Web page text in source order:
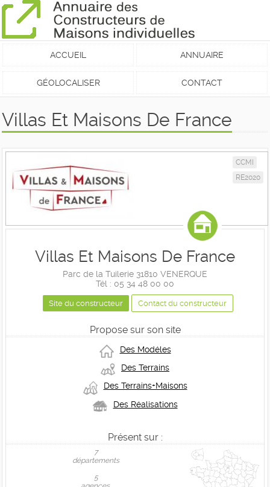
ACCUEIL ANNUAIRE
GÉOLOCALISER CONTACT
Villas Et Maisons De France
CCMI
RE2020
Villas Et Maisons De France
Parc de la Tuilerie 31810 VENERQUE
Tél : 05 34 48 00 00
Site du constructeur Contact du constructeur
Propose sur son site
Des Modéles
Des Terrains
Des Terrains+Maisons
Des Réalisations
Présent sur :
7
départements
5